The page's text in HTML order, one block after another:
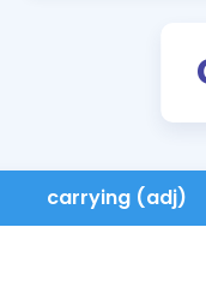
carrying (adj)